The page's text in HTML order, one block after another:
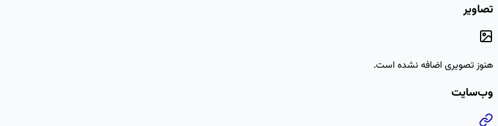
تصاویر
هنوز تصویری اضافه نشده است.
وب‌سایت